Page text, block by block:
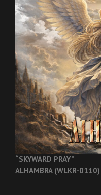
“SKYWARD PRAY”
ALHAMBRA (WLKR-0110)